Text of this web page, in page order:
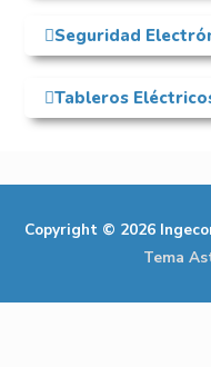
Seguridad
Tableros
Copyright © 2026
Tema